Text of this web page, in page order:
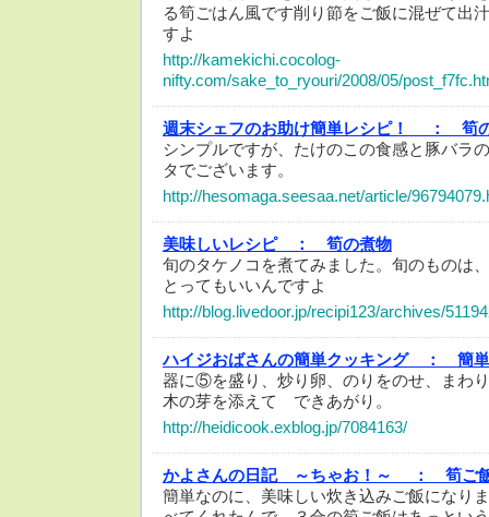
る筍ごはん風です削り節をご飯に混ぜて出
すよ
http://kamekichi.cocolog-
nifty.com/sake_to_ryouri/2008/05/
週末シェフのお助け簡単レシピ！ ：
筍
シンプルですが、たけのこの食感と豚バラ
タでございます。
http://hesomaga.seesaa.net/article/
美味しいレシピ ：
筍の煮物
旬のタケノコを煮てみました。旬のものは
とってもいいんですよ
http://blog.livedoor.jp/recipi123/archives/
ハイジおばさんの簡単クッキング ：
簡
器に⑤を盛り、炒り卵、のりをのせ、まわ
木の芽を添えて できあがり。
http://heidicook.exblog.jp/7084163/
かよさんの日記 ～ちゃお！～ ：
筍ご
簡単なのに、美味しい炊き込みご飯になり